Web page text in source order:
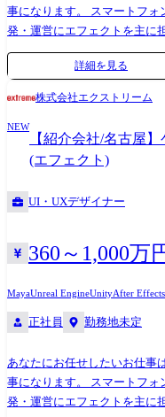
事になります。 スマートフォ
発・運営にエフェクトを主に担当頂きます。 ・
└攻撃(打撃、斬撃、突撃など) └バフ、デバフ(強化、弱体など) └状態異
常(毒、混乱など) └背景(吹雪、火山など) └演出(必殺技、勝利、敗北、ガ
チャ、エンディングなど) └UI(バトル、アイテム、キャラなど) ・実装デ
る業務 ※上記全てではなく、
業務を担当頂きます。 バンダイナムコグループ、セガグループ、コナミ
など、ゲーム業界を牽引する
ジェクトに参画して頂き、1
詳細を見る
株式会社エクストリーム
NEW
【紹介会社/名古屋
(エフェクト)
UI・UXデザイナー
360～1,000万
MayaUnreal EngineUnityAfter Effects
正社員 勤務地未定
あなたにお任せしたいお仕事
事になります。 スマートフォ
発・運営にエフェクトを主に担当頂きます。 ・